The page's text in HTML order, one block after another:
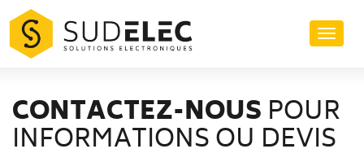
Aller
contenu
Toggle
CONTACTEZ-NOUS POUR
INFORMATIONS OU DEVIS